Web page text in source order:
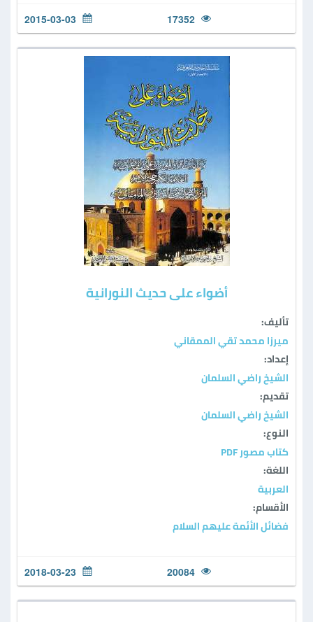
17352
2015-03-03
أضواء على حديث النورانية
تأليف:
ميرزا محمد تقي الممقاني
إعداد:
الشيخ راضي السلمان
تقديم:
الشيخ راضي السلمان
النوع:
كتاب مصور PDF
اللغة:
العربية
الأقسام:
فضائل الأئمة عليهم السلام
20084
2018-03-23